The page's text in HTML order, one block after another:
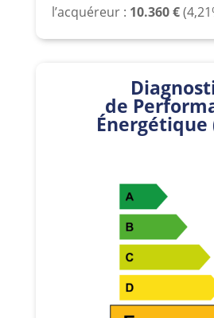
l’acquéreur : 10.360 €
de
Énergétique